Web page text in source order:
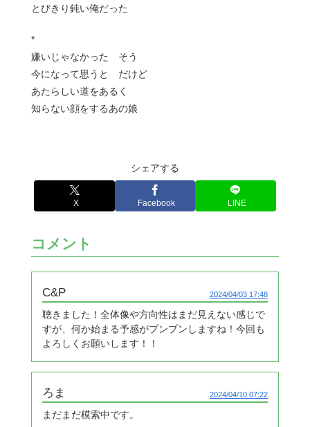
とびきり鈍い俺だった
*
嫌いじゃなかった そう
今になって思うと だけど
あたらしい道をあるく
知らない顔をするあの娘
シェアする
X Facebook LINE
コメント
C&P 2024/04/03 17:48
聴きました！全体像や方向性はまだ見えない感じで
すが、何か始まる予感がプンプンしますね！今回も
よろしくお願いします！！
ろま 2024/04/10 07:22
まだまだ模索中です。